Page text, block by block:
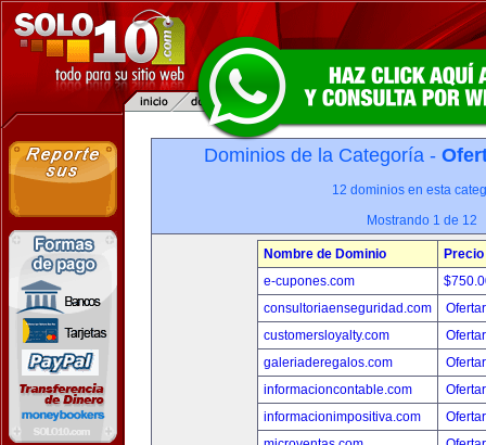
Dominios de la Categoría -
12 dominios en esta
Mostrando 1 de 12
Nombre de Dominio
Precio
e-cupones.com
consultoriaenseguridad.com
customersloyalty.com
galeriaderegalos.com
informacioncontable.com
informacionimpositiva.com